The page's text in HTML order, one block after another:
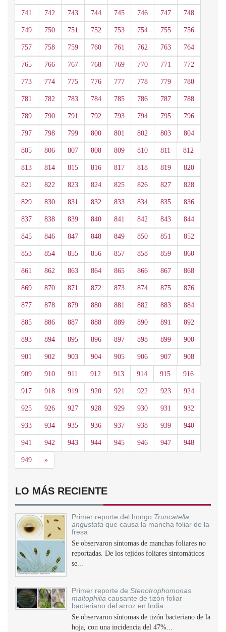
741 742 743 744 745 746 747 748
749 750 751 752 753 754 755 756
757 758 759 760 761 762 763 764
765 766 767 768 769 770 771 772
773 774 775 776 777 778 779 780
781 782 783 784 785 786 787 788
789 790 791 792 793 794 795 796
797 798 799 800 801 802 803 804
805 806 807 808 809 810 811 812
813 814 815 816 817 818 819 820
821 822 823 824 825 826 827 828
829 830 831 832 833 834 835 836
837 838 839 840 841 842 843 844
845 846 847 848 849 850 851 852
853 854 855 856 857 858 859 860
861 862 863 864 865 866 867 868
869 870 871 872 873 874 875 876
877 878 879 880 881 882 883 884
885 886 887 888 889 890 891 892
893 894 895 896 897 898 899 900
901 902 903 904 905 906 907 908
909 910 911 912 913 914 915 916
917 918 919 920 921 922 923 924
925 926 927 928 929 930 931 932
933 934 935 936 937 938 939 940
941 942 943 944 945 946 947 948
949 »Siguiente
LO MÁS RECIENTE
Primer reporte del hongo Truncatella
angustata que causa la mancha foliar de la
fresa
Se observaron síntomas de manchas foliares no
reportadas. De los tejidos foliares sintomáticos
se...
Primer reporte de Stenotrophomonas
maltophilia causante de tizón foliar
bacteriano del arroz en India
Se observaron síntomas de tizón bacteriano de la
hoja, con una incidencia del 47%...